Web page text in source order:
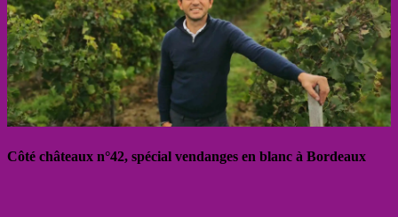
Côté châteaux n°42, spécial vendanges en blanc à Bordeaux